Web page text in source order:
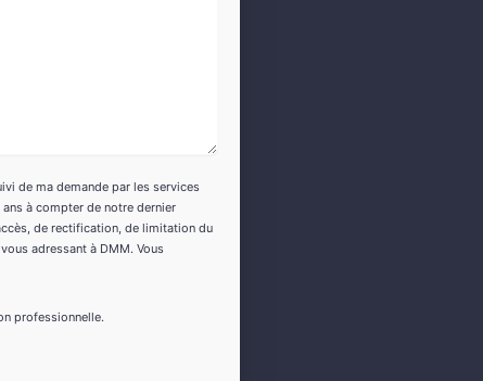
de ma demande par les services
à compter de notre dernier
de rectification, de limitation du
adressant à DMM. Vous
professionnelle.